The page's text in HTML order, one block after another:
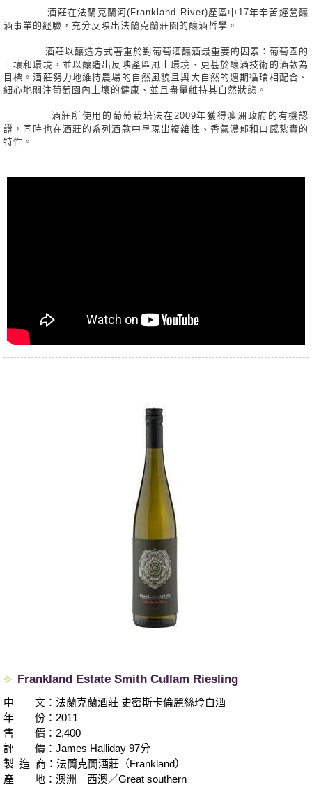
酒莊在法蘭克蘭河(Frankland River)產區中17年辛苦經營釀
酒事業的經驗，充分反映出法蘭克蘭莊園的釀酒哲學。
酒莊以釀造方式著重於對葡萄酒釀酒最重要的因素：葡萄園的
土壤和環境，並以釀造出反映產區風土環境、更甚於釀酒技術的酒款為
目標。酒莊努力地維持農場的自然風貌且與大自然的週期循環相配合、
細心地關注葡萄園內土壤的健康、並且盡量維持其自然狀態。
酒莊所使用的葡萄栽培法在2009年獲得澳洲政府的有機認
證，同時也在酒莊的系列酒款中呈現出複雜性、香氣濃郁和口感紮實的
特性。
Frankland Estate Smith Cullam Riesling
中 文：法蘭克蘭酒莊 史密斯卡倫麗絲玲白酒
年 份：2011
售 價：2,400
評 價：James Halliday 97分
製 造 商：法蘭克蘭酒莊（Frankland）
產 地：澳洲－西澳／Great southern